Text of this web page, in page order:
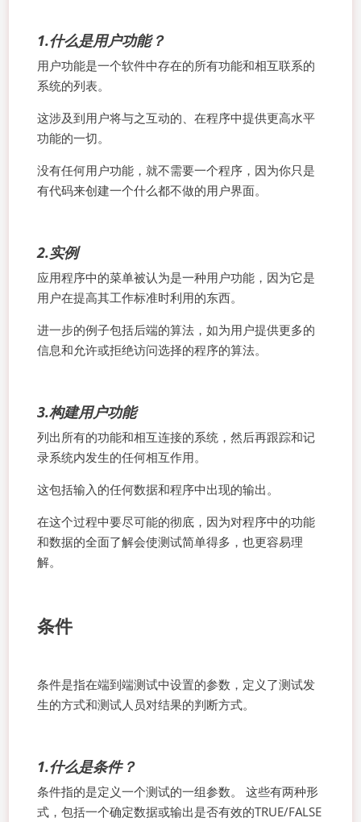
1.什么是用户功能？
用户功能是一个软件中存在的所有功能和相互联系的
系统的列表。
这涉及到用户将与之互动的、在程序中提供更高水平
功能的一切。
没有任何用户功能，就不需要一个程序，因为你只是
有代码来创建一个什么都不做的用户界面。
2.实例
应用程序中的菜单被认为是一种用户功能，因为它是
用户在提高其工作标准时利用的东西。
进一步的例子包括后端的算法，如为用户提供更多的
信息和允许或拒绝访问选择的程序的算法。
3.构建用户功能
列出所有的功能和相互连接的系统，然后再跟踪和记
录系统内发生的任何相互作用。
这包括输入的任何数据和程序中出现的输出。
在这个过程中要尽可能的彻底，因为对程序中的功能
和数据的全面了解会使测试简单得多，也更容易理
解。
条件
条件是指在端到端测试中设置的参数，定义了测试发
生的方式和测试人员对结果的判断方式。
1.什么是条件？
条件指的是定义一个测试的一组参数。 这些有两种形
式，包括一个确定数据或输出是否有效的TRUE/FALSE